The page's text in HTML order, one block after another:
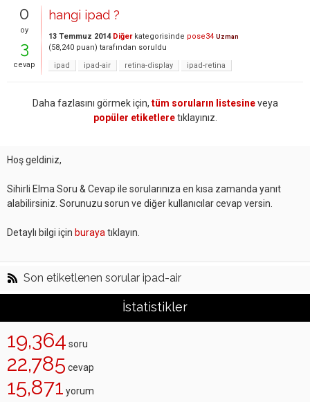
0
oy
3
cevap
hangi ipad ?
13 Temmuz 2014 Diğerkategorisinde pose34 Uzman
(58,240 puan) tarafından soruldu
ipad
ipad-air retina-display ipad-retina
Daha fazlasını görmek için, tüm soruların listesineveya
popüler etiketleretıklayınız.
Hoş geldiniz,
Sihirli Elma Soru & Cevap ile sorularınıza en kısa zamanda yanıt
alabilirsiniz. Sorunuzu sorun ve diğer kullanıcılar cevap versin.
Detaylı bilgi için buraya tıklayın.
Son etiketlenen sorular ipad-air
İstatistikler
19,364 soru
22,785 cevap
15,871 yorum